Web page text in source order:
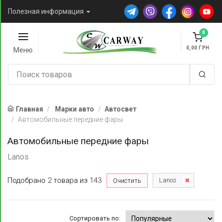
Полезная информация
Меню
0
0,00
Главная Марки авто
Автосвет
Автомобильные передние фары
Автомобильные передние фары
Lanos
Подобрано 2 товара из 143 Очистить Lanos
Сортировать по: